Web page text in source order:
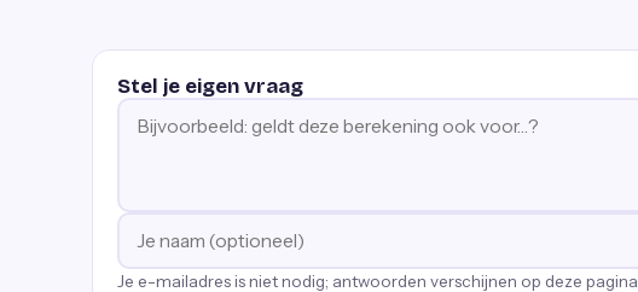
Stel je eigen vraag
Je e-mailadres is niet nodig; antwoorden verschijnen op deze pagina.